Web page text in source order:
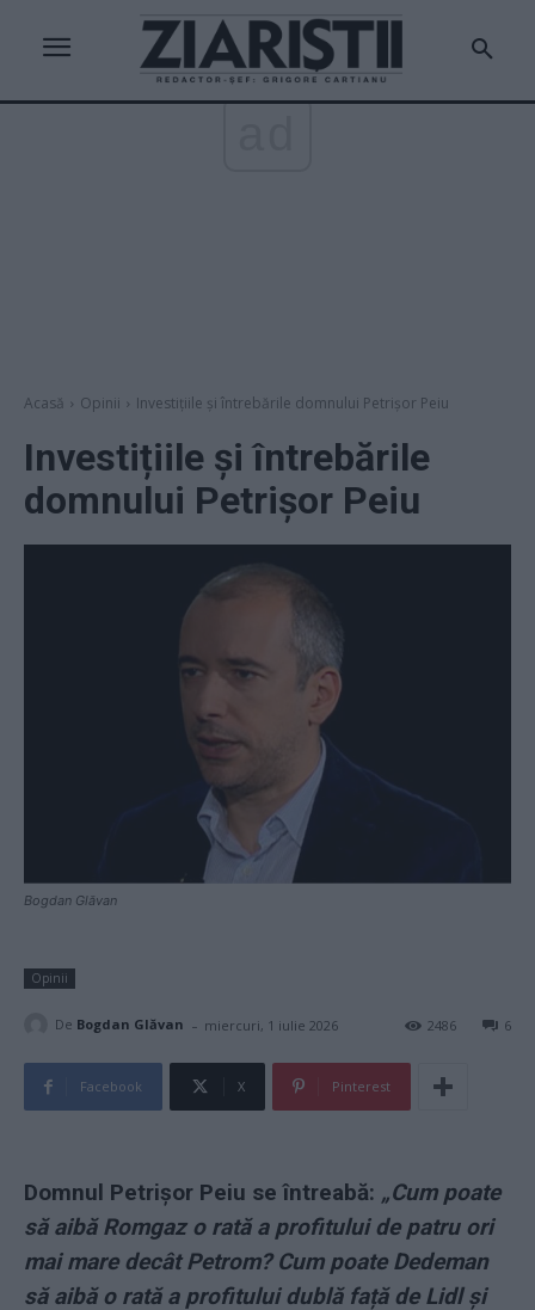
Acasă Opinii Investițiile și întrebările domnului Petrișor Peiu
Investițiile și întrebările
domnului Petrișor Peiu
Bogdan Glăvan
Opinii
De Bogdan Glăvan - miercuri, 1 iulie 2026 6
2486
Facebook X Pinterest
Domnul Petrișor Peiu se întreabă: „Cum poate
să aibă Romgaz o rată a profitului de patru ori
mai mare decât Petrom? Cum poate Dedeman
să aibă o rată a profitului dublă față de Lidl și